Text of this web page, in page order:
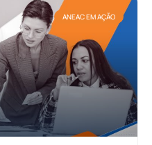
ANEAC EM AÇÃO